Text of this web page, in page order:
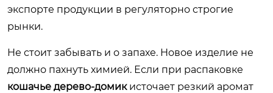
экспорте продукции в регуляторно строгие
рынки.
Не стоит забывать и о запахе. Новое изделие не
должно пахнуть химией. Если при распаковке
кошачье дерево-домикисточает резкий аромат